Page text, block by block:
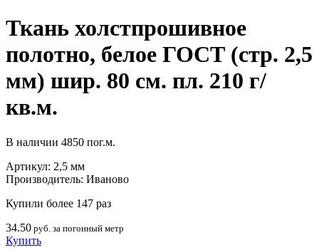
Ткань холстпрошивное
полотно, белое ГОСТ (стр. 2,5
мм) шир. 80 см. пл. 210 г/
кв.м.
В наличии 4850 пог.м.
Артикул: 2,5 мм
Производитель: Иваново
Купили более 147 раз
34.50 руб. за погонный метр
Купить